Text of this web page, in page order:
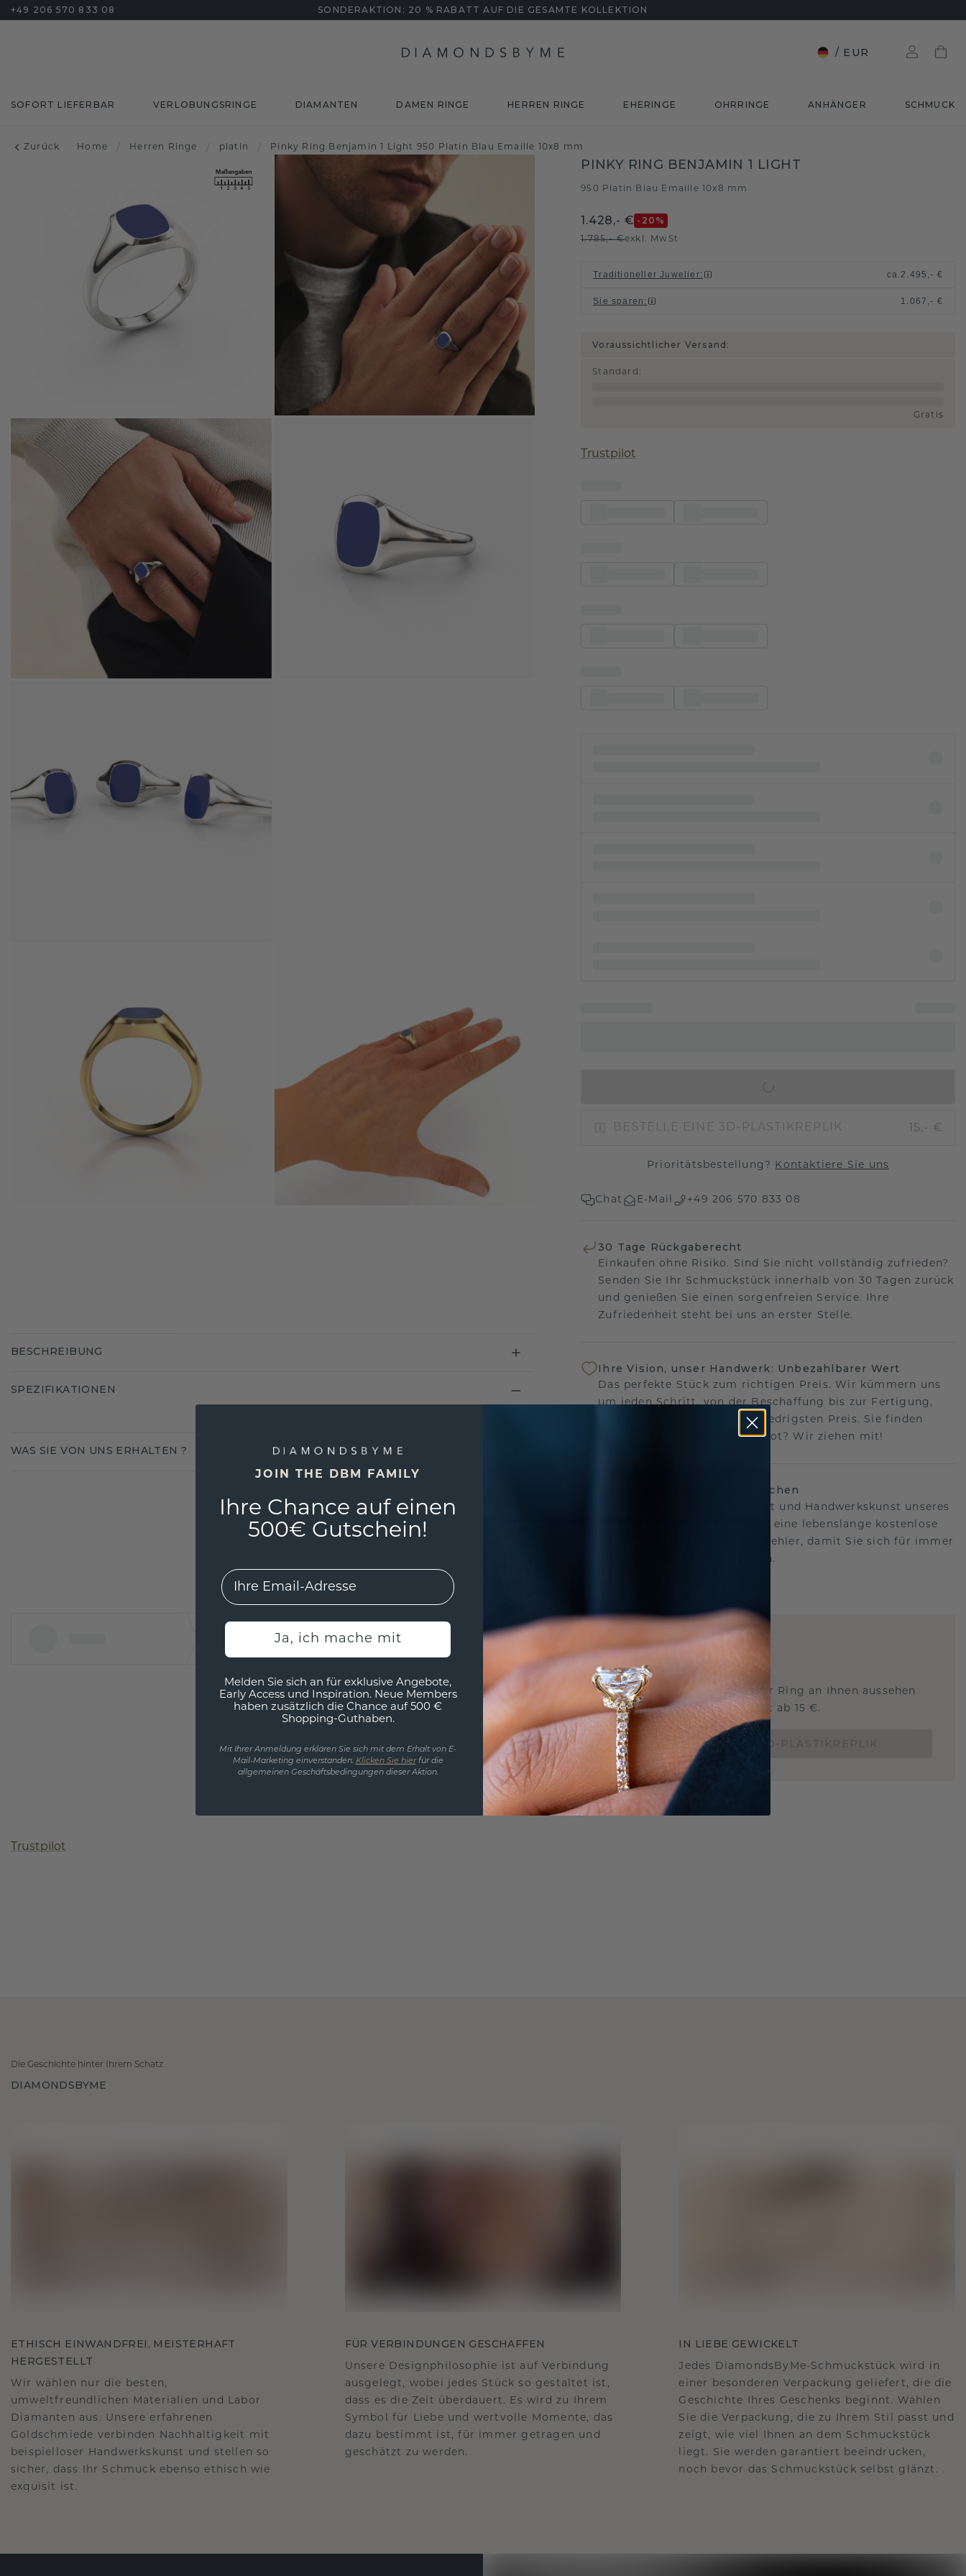
+49 206 570 833 08 SONDERAKTION: 20 % RABATT AUF DIE GESAMTE KOLLEKTION
/ EUR
SOFORT LIEFERBAR VERLOBUNGSRINGE DIAMANTEN DAMEN RINGE HERREN RINGE EHERINGE OHRRINGE ANHÄNGER SCHMUCK
Zurück Home / Herren Ringe / platin / Pinky Ring Benjamin 1 Light 950 Platin Blau Emaille 10x8 mm
PINKY RING BENJAMIN 1 LIGHT
950 Platin Blau Emaille 10x8 mm
1.428,- € -20 %
1.785,- €exkl. MwSt
Traditioneller Juwelier: ca.2.495,- €
Sie sparen : 1.067,- €
Voraussichtlicher Versand:
Standard :
Gratis
Trustpilot
BESTELLE EINE 3D-PLASTIKREPLIK 15,- €
Prioritätsbestellung? Kontaktiere Sie uns
Chat E-Mail +49 206 570 833 08
30 Tage Rückgaberecht
Einkaufen ohne Risiko. Sind Sie nicht vollständig zufrieden?
Senden Sie Ihr Schmuckstück innerhalb von 30 Tagen zurück
und genießen Sie einen sorgenfreien Service. Ihre
Zufriedenheit steht bei uns an erster Stelle.
Ihre Vision, unser Handwerk: Unbezahlbarer Wert
Das perfekte Stück zum richtigen Preis. Wir kümmern uns
um jeden Schritt, von der Beschaffung bis zur Fertigung,
und garantieren Ihnen den niedrigsten Preis. Sie finden
anderswo ein besseres Angebot? Wir ziehen mit!
Unser lebenslanges Versprechen
Wir stehen hinter der Qualität und Handwerkskunst unseres
Schmucks.Deshalb bieten wir eine lebenslange kostenlose
Garantie gegen Herstellungsfehler, damit Sie sich für immer
keine Sorgen machen müssen.
EINZIGARTIG!
3D MUSTERSCHMUCK
Wollen Sie wissen, wie dieser Ring an Ihnen aussehen
würde und ob er passt? Jetzt ab 15 €.
BESTELLE EINE 3D-PLASTIKREPLIK
BESCHREIBUNG
SPEZIFIKATIONEN
WAS SIE VON UNS ERHALTEN ?
Trustpilot
Die Geschichte hinter Ihrem Schatz
DIAMONDSBYME
ETHISCH EINWANDFREI, MEISTERHAFT
HERGESTELLT
Wir wählen nur die besten,
umweltfreundlichen Materialien und Labor
Diamanten aus. Unsere erfahrenen
Goldschmiede verbinden Nachhaltigkeit mit
beispielloser Handwerkskunst und stellen so
sicher, dass Ihr Schmuck ebenso ethisch wie
exquisit ist.
FÜR VERBINDUNGEN GESCHAFFEN
Unsere Designphilosophie ist auf Verbindung
ausgelegt, wobei jedes Stück so gestaltet ist,
dass es die Zeit überdauert. Es wird zu Ihrem
Symbol für Liebe und wertvolle Momente, das
dazu bestimmt ist, für immer getragen und
geschätzt zu werden.
IN LIEBE GEWICKELT
Jedes DiamondsByMe-Schmuckstück wird in
einer besonderen Verpackung geliefert, die die
Geschichte Ihres Geschenks beginnt. Wählen
Sie die Verpackung, die zu Ihrem Stil passt und
zeigt, wie viel Ihnen an dem Schmuckstück
liegt. Sie werden garantiert beeindrucken,
noch bevor das Schmuckstück selbst glänzt.
JOIN THE DBM FAMILY
Ihre Chance auf einen
500€ Gutschein!
EMail
Ja, ich mache mit
Melden Sie sich an für exklusive Angebote,
Early Access und Inspiration. Neue Members
haben zusätzlich die Chance auf 500 €
Shopping-Guthaben.
Mit Ihrer Anmeldung erklären Sie sich mit dem Erhalt von E-
Mail-Marketing einverstanden. Klicken Sie hierfür die
allgemeinen Geschäftsbedingungen dieser Aktion.